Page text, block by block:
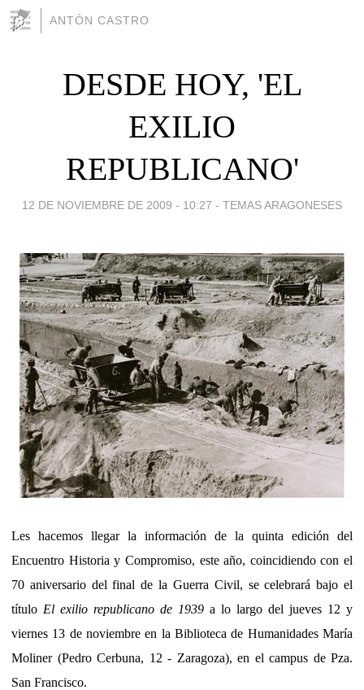
ANTÓN CASTRO
DESDE HOY, 'EL
EXILIO
REPUBLICANO'
12 DE NOVIEMBRE DE 2009 - 10:27 - TEMAS ARAGONESES
Les hacemos llegar la información de la quinta edición del
Encuentro Historia y Compromiso, este año, coincidiendo con el
70 aniversario del final de la Guerra Civil, se celebrará bajo el
título El exilio republicano de 1939 a lo largo del jueves 12 y
viernes 13 de noviembre en la Biblioteca de Humanidades María
Moliner(Pedro Cerbuna, 12 - Zaragoza), en el campus de Pza.
San Francisco.